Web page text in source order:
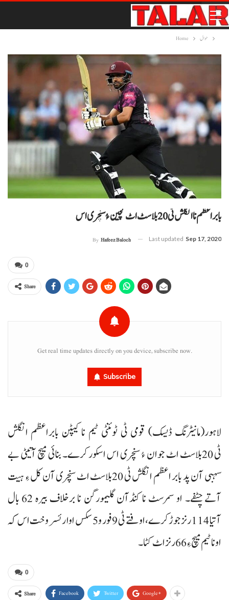
Home حوال
بابراعظم نا انگلش ٹی 20 بلاسٹ اٹ گچین ءُ سنچری اس
By Hafeez Baloch Last updated Sep 17, 2020
0
Share
Get real time updates directly on you device, subscribe now.
Subscribe
لاہور(مانیٹرنگ ڈیسک) قومی ٹی ٹوئنٹی ٹیم نا کیپٹن بابراعظم انگلش
ٹی 20بلاسٹ اٹ جوان ءُ سنچری اس اسکور کرے۔ بنائی میچ آتیٹی بے
سہبی آن پد بابر اعظم انگلش ٹی 20بلاسٹ اٹ سنچری آن کل ءِ ہیت
آتے چٹفے۔ او سمرسٹ نا کنڈآن گلیمورگن نا برخلاف بیرہ 62 بال
آتیا 114رنز جوڑ کرے، اوفتے ٹی 9 فور و 5 سکس اوار ئسر وخت اس کہ
اونا ٹیم میچ ءِ 66رنز اٹ کٹا۔
0
Share Facebook Twitter Google+